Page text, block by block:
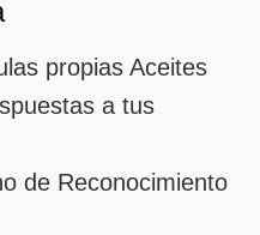
propias Aceites
a tus
de Reconocimiento